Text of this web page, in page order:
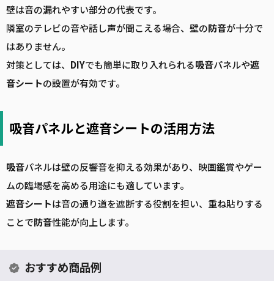
壁は音の漏れやすい部分の代表です。
隣室のテレビの音や話し声が聞こえる場合、壁の防音が十分で
はありません。
対策としては、 DIYでも簡単に取り入れられる吸音パネルや遮
音シートの設置が有効です。
吸音パネルと遮音シートの活用方法
吸音パネルは壁の反響音を抑える効果があり、映画鑑賞やゲー
ムの臨場感を高める用途にも適しています。
遮音シートは音の通り道を遮断する役割を担い、重ね貼りする
ことで防音性能が向上します。
おすすめ商品例